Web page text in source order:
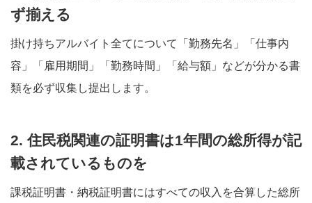
ず揃える
掛け持ちアルバイト全てについて「勤務先名」「仕事内
容」「雇用期間」「勤務時間」「給与額」などが分かる書
類を必ず収集し提出します。
2. 住民税関連の証明書は1年間の総所得が記
載されているものを
課税証明書・納税証明書にはすべての収入を合算した総所